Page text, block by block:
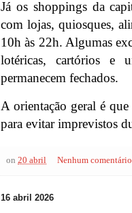
Já os shoppings da
com lojas, quiosques,
10h às 22h. Algumas
lotéricas, cartórios e
permanecem fechados.
A orientação geral é
para evitar imprevistos
on 20 abril Nenhum
16 abril 2026